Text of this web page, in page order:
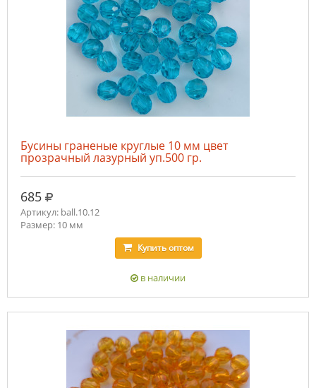
Бусины граненые круглые 10 мм цвет
прозрачный лазурный уп.500 гр.
685 руб.
Артикул: ball.10.12
Размер: 10 мм
Купитьоптом
в наличии